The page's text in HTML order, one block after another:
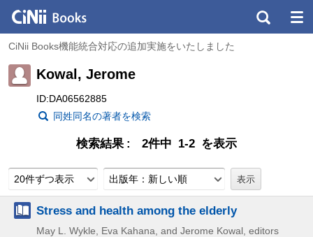
CiNii Books機能統合対応の追加実施をいたしました
Kowal, Jerome
ID:DA06562885
同姓同名の著者を検索
検索結果 2件中 1-2 を表示
20件ずつ表示 出版年：新しい順
Stress and health among the elderly
May L. Wykle, Eva Kahana, and Jerome Kowal, editors